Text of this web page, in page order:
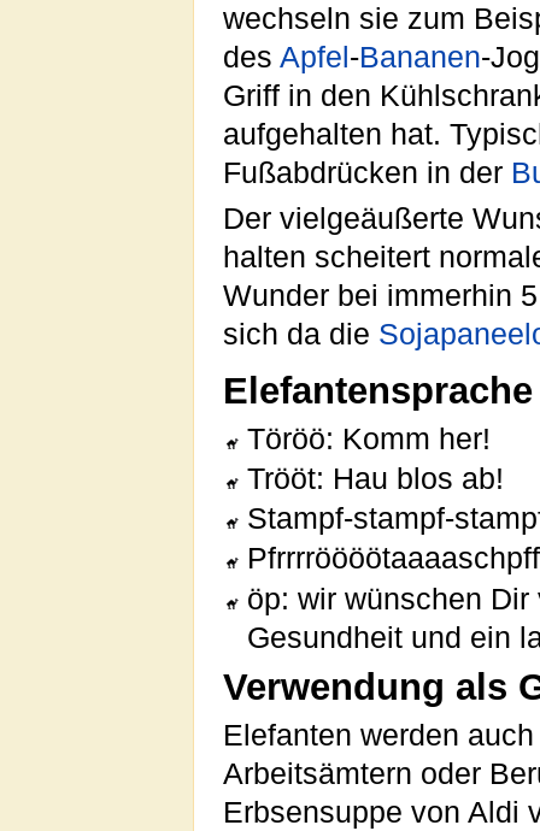
wechseln sie zum
des Apfel-Bananen-
Griff in den
aufgehalten hat.
Fußabdrücken in der
Der vielgeäußerte
halten scheitert
Wunder bei immerhin
sich da die
Elefantensprache
Töröö: Komm her!
Trööt: Hau blos ab!
Stampf-stampf-
öp: wir wünschen
Gesundheit und ein
Verwendung als
Elefanten werden
Arbeitsämtern oder
Erbsensuppe von Aldi